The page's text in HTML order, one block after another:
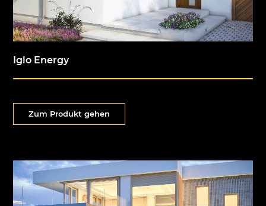
Iglo Energy
Zum Produkt gehen